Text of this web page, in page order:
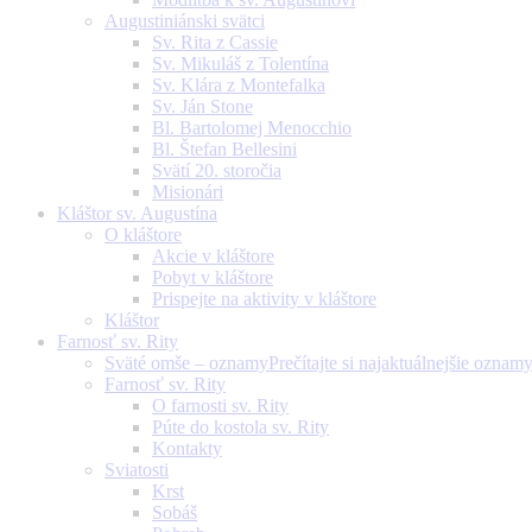
Augustiniánski svätci
Sv. Rita z Cassie
Sv. Mikuláš z Tolentína
Sv. Klára z Montefalka
Sv. Ján Stone
Bl. Bartolomej Menocchio
Bl. Štefan Bellesini
Svätí 20. storočia
Misionári
Kláštor sv. Augustína
O kláštore
Akcie v kláštore
Pobyt v kláštore
Prispejte na aktivity v kláštore
Kláštor
Farnosť sv. Rity
Sväté omše – oznamyPrečítajte si najaktuálnejšie
Farnosť sv. Rity
O farnosti sv. Rity
Púte do kostola sv. Rity
Kontakty
Sviatosti
Krst
Sobáš